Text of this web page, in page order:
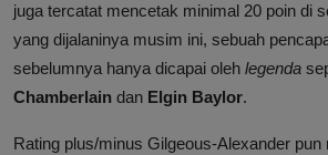
juga tercatat mencetak minimal 20 poin di
yang dijalaninya musim ini, sebuah
sebelumnya hanya dicapai oleh legenda
Chamberlain dan Elgin Baylor.
Rating plus/minus Gilgeous-Alexander pun